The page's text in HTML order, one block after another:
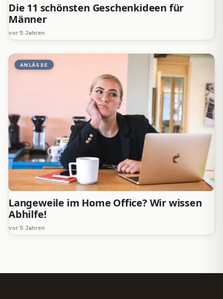
Die 11 schönsten Geschenkideen für
Männer
vor 5 Jahren
ANLÄSSE
Langeweile im Home Office? Wir wissen
Abhilfe!
vor 5 Jahren